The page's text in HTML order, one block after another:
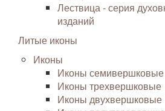
Лествица - серия
изданий
Литые иконы
Иконы
Иконы семивершковые
Иконы трехвершковые
Иконы двухвершковые